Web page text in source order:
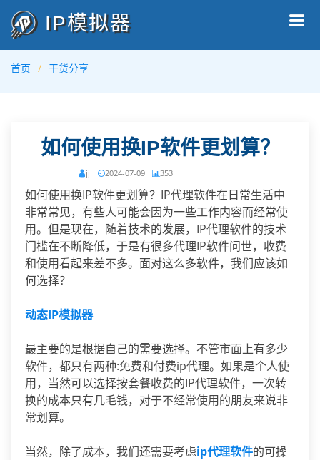
IP模拟器
首页 干货分享
如何使用换IP软件更划算？
jj 2024-07-09 353
如何使用换IP软件更划算？IP代理软件在日常生活中
非常常见，有些人可能会因为一些工作内容而经常使
用。但是现在，随着技术的发展，IP代理软件的技术
门槛在不断降低，于是有很多代理IP软件问世，收费
和使用看起来差不多。面对这么多软件，我们应该如
何选择？
动态IP模拟器
最主要的是根据自己的需要选择。不管市面上有多少
软件，都只有两种:免费和付费ip代理。如果是个人使
用，当然可以选择按套餐收费的IP代理软件，一次转
换的成本只有几毛钱，对于不经常使用的朋友来说非
常划算。
当然，除了成本，我们还需要考虑ip代理软件的可操